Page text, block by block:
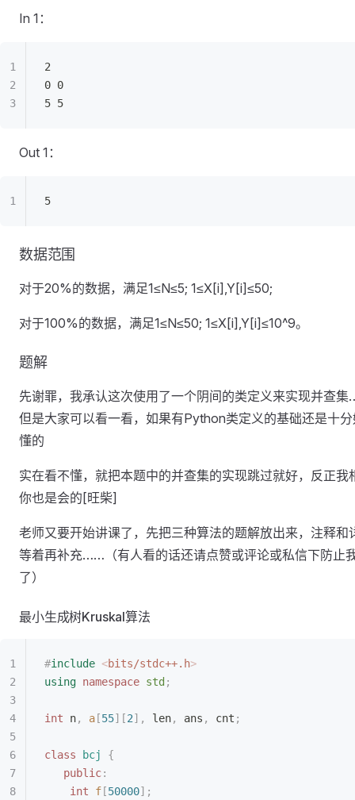
In 1：
2
0 0
5 5
Out 1：
5
数据范围
对于20%的数据，满足1≤N≤5; 1≤X[i],Y[i]≤50;
对于100%的数据，满足1≤N≤50; 1≤X[i],Y[i]≤10^9。
题解
先谢罪，我承认这次使用了一个阴间的类定义来实现并查
但是大家可以看一看，如果有Python类定义的基础还是十
懂的
实在看不懂，就把本题中的并查集的实现跳过就好，反正我
你也是会的[旺柴]
老师又要开始讲课了，先把三种算法的题解放出来，注释和
等着再补充……（有人看的话还请点赞或评论或私信下防止
了）
最小生成树Kruskal算法
#include <bits/stdc++.h>
using namespace std ;
int n, a [55][2], len, ans , cnt ;
class bcj
{
   public
:
    int
f [50000];